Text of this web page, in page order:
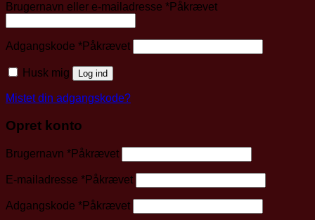
Brugernavn eller e-mailadresse *Påkrævet
Adgangskode *Påkrævet
Husk mig Log ind
Mistet din adgangskode?
Opret konto
Brugernavn *Påkrævet
E-mailadresse *Påkrævet
Adgangskode *Påkrævet